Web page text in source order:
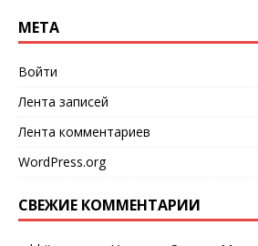
МЕТА
Войти
Лента записей
Лента комментариев
WordPress.org
СВЕЖИЕ КОММЕНТАРИИ